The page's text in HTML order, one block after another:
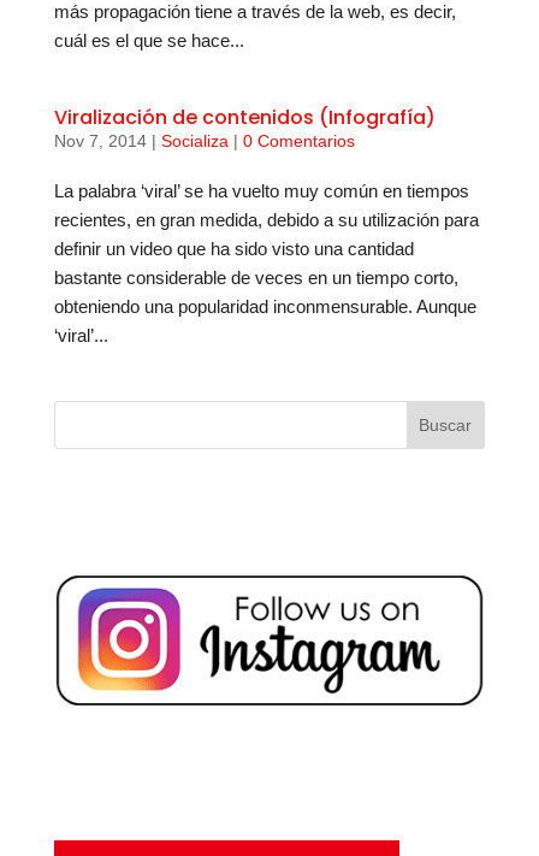
más propagación tiene a través de la web, es decir,
cuál es el que se hace...
Viralización de contenidos (Infografía)
Nov 7, 2014| Socializa | 0 Comentarios
La palabra ‘viral’ se ha vuelto muy común en tiempos
recientes, en gran medida, debido a su utilización para
definir un video que ha sido visto una cantidad
bastante considerable de veces en un tiempo corto,
obteniendo una popularidad inconmensurable. Aunque
‘viral’...